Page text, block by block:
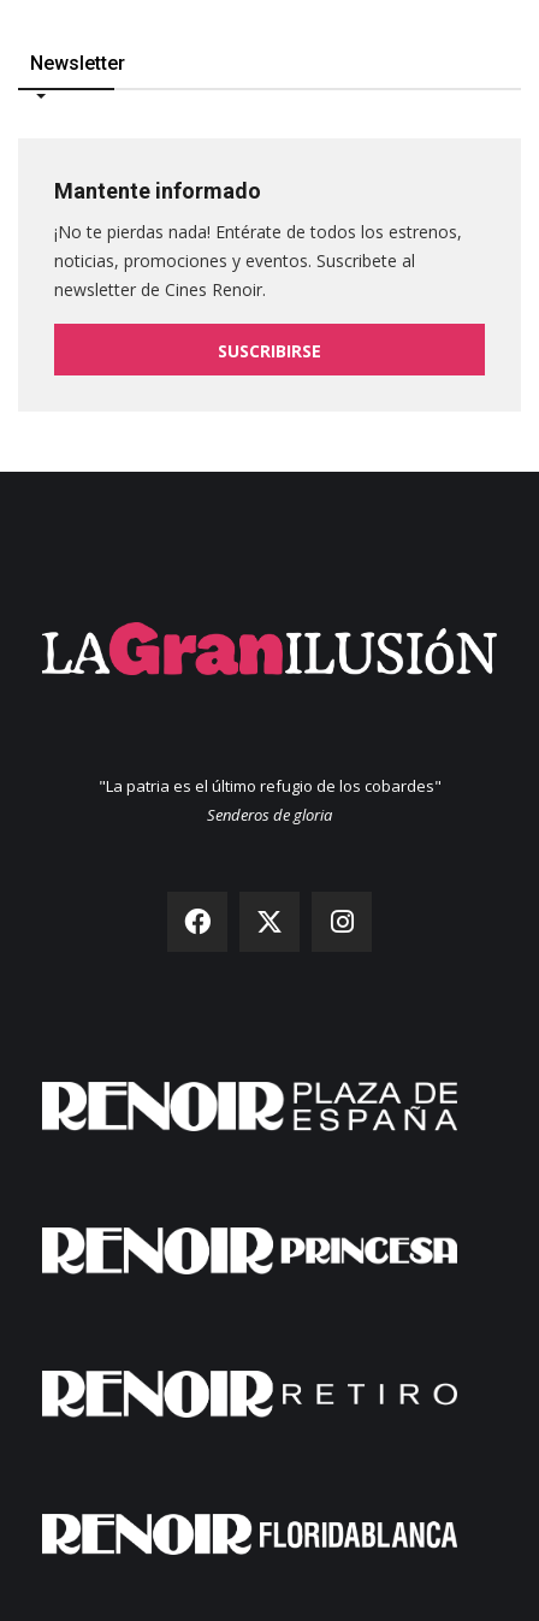
Newsletter
Mantente informado
¡No te pierdas nada! Entérate de todos los estrenos,
noticias, promociones y eventos. Suscribete al
newsletter de Cines Renoir.
SUSCRIBIRSE
"La patria es el último refugio de los cobardes"
Senderos de gloria